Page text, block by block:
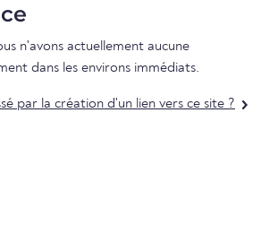
n'avons actuellement aucune
dans les environs immédiats.
par la création d'un lien vers ce site ?